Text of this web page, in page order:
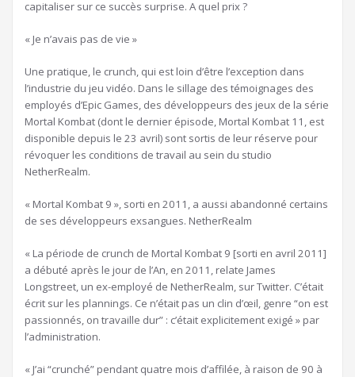
capitaliser sur ce succès surprise. A quel prix ?
« Je n’avais pas de vie »
Une pratique, le crunch, qui est loin d’être l’exception dans
l’industrie du jeu vidéo. Dans le sillage des témoignages des
employés d’Epic Games, des développeurs des jeux de la série
Mortal Kombat (dont le dernier épisode, Mortal Kombat 11, est
disponible depuis le 23 avril) sont sortis de leur réserve pour
révoquer les conditions de travail au sein du studio
NetherRealm.
« Mortal Kombat 9 », sorti en 2011, a aussi abandonné certains
de ses développeurs exsangues. NetherRealm
« La période de crunch de Mortal Kombat 9 [sorti en avril 2011]
a débuté après le jour de l’An, en 2011, relate James
Longstreet, un ex-employé de NetherRealm, sur Twitter. C’était
écrit sur les plannings. Ce n’était pas un clin d’œil, genre “on est
passionnés, on travaille dur” : c’était explicitement exigé » par
l’administration.
« J’ai “crunché” pendant quatre mois d’affilée, à raison de 90 à